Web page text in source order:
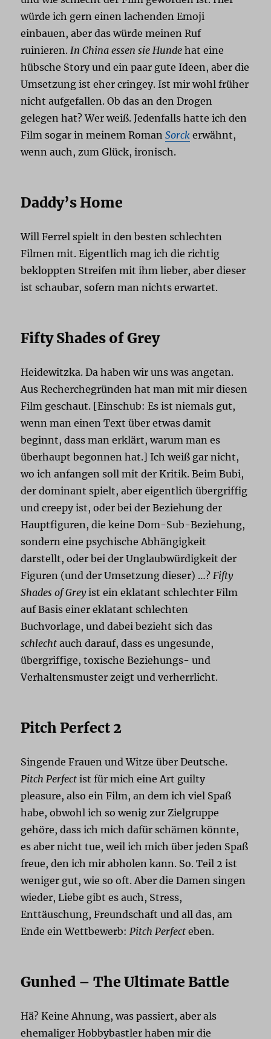
würde ich gern einen lachenden Emoji
einbauen, aber das würde meinen Ruf
ruinieren. In China essen sie Hunde hat eine
hübsche Story und ein paar gute Ideen, aber die
Umsetzung ist eher cringey. Ist mir wohl früher
nicht aufgefallen. Ob das an den Drogen
gelegen hat? Wer weiß. Jedenfalls hatte ich den
Film sogar in meinem RomanSorck erwähnt,
wenn auch, zum Glück, ironisch.
Daddy’s Home
Will Ferrel spielt in den besten schlechten
Filmen mit. Eigentlich mag ich die richtig
bekloppten Streifen mit ihm lieber, aber dieser
ist schaubar, sofern man nichts erwartet.
Fifty Shades of Grey
Heidewitzka. Da haben wir uns was angetan.
Aus Recherchegründen hat man mit mir diesen
Film geschaut. [Einschub: Es ist niemals gut,
wenn man einen Text über etwas damit
beginnt, dass man erklärt, warum man es
überhaupt begonnen hat.] Ich weiß gar nicht,
wo ich anfangen soll mit der Kritik. Beim Bubi,
der dominant spielt, aber eigentlich übergriffig
und creepy ist, oder bei der Beziehung der
Hauptfiguren, die keine Dom-Sub-Beziehung,
sondern eine psychische Abhängigkeit
darstellt, oder bei der Unglaubwürdigkeit der
Figuren (und der Umsetzung dieser) …? Fifty
Shades of Greyist ein eklatant schlechter Film
auf Basis einer eklatant schlechten
Buchvorlage, und dabei bezieht sich das
schlecht auch darauf, dass es ungesunde,
übergriffige, toxische Beziehungs- und
Verhaltensmuster zeigt und verherrlicht.
Pitch Perfect 2
Singende Frauen und Witze über Deutsche.
Pitch Perfect ist für mich eine Art guilty
pleasure, also ein Film, an dem ich viel Spaß
habe, obwohl ich so wenig zur Zielgruppe
gehöre, dass ich mich dafür schämen könnte,
es aber nicht tue, weil ich mich über jeden Spaß
freue, den ich mir abholen kann. So. Teil 2 ist
weniger gut, wie so oft. Aber die Damen singen
wieder, Liebe gibt es auch, Stress,
Enttäuschung, Freundschaft und all das, am
Ende ein Wettbewerb: Pitch Perfect eben.
Gunhed – The Ultimate Battle
Hä? Keine Ahnung, was passiert, aber als
ehemaliger Hobbybastler haben mir die